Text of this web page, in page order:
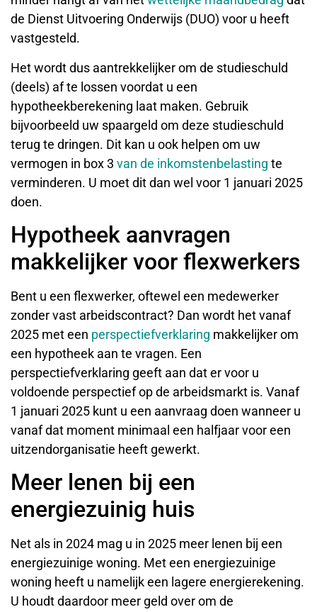
de Dienst Uitvoering Onderwijs (DUO) voor u heeft
vastgesteld.
Het wordt dus aantrekkelijker om de studieschuld
(deels) af te lossen voordat u een
hypotheekberekening laat maken. Gebruik
bijvoorbeeld uw spaargeld om deze studieschuld
terug te dringen. Dit kan u ook helpen om uw
vermogen in box 3 van de inkomstenbelasting te
verminderen. U moet dit dan wel voor 1 januari 2025
doen.
Hypotheek aanvragen
makkelijker voor flexwerkers
Bent u een flexwerker, oftewel een medewerker
zonder vast arbeidscontract? Dan wordt het vanaf
2025 met een perspectiefverklaring makkelijker om
een hypotheek aan te vragen. Een
perspectiefverklaring geeft aan dat er voor u
voldoende perspectief op de arbeidsmarkt is. Vanaf
1 januari 2025 kunt u een aanvraag doen wanneer u
vanaf dat moment minimaal een halfjaar voor een
uitzendorganisatie heeft gewerkt.
Meer lenen bij een
energiezuinig huis
Net als in 2024 mag u in 2025 meer lenen bij een
energiezuinige woning. Met een energiezuinige
woning heeft u namelijk een lagere energierekening.
U houdt daardoor meer geld over om de